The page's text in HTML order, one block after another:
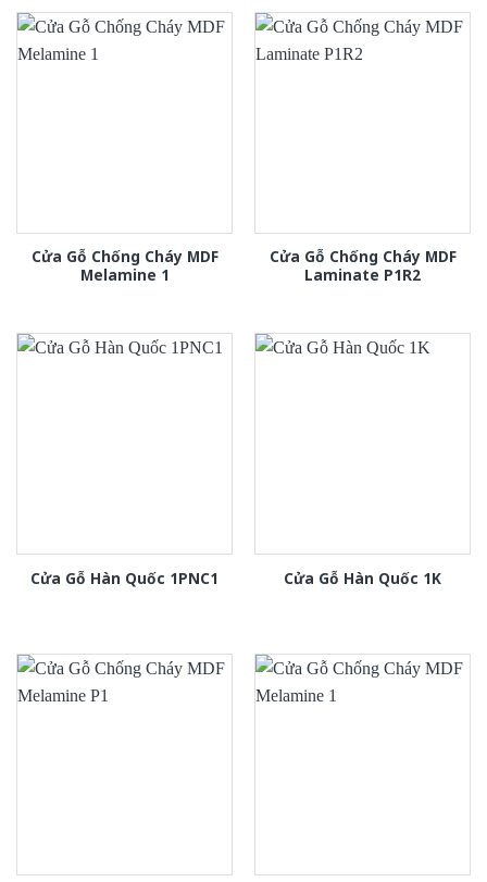
Cửa Gỗ Chống Cháy MDF
Melamine 1
Cửa Gỗ Chống Cháy MDF
Laminate P1R2
Cửa Gỗ Hàn Quốc 1PNC1 Cửa Gỗ Hàn Quốc 1K